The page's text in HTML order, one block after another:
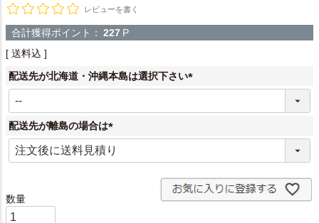
レビューを書く
合計獲得ポイント： 227 P
送料込
配送先が北海道・沖縄本島は選択下さい
(
配送先が離島の場合は
(
必